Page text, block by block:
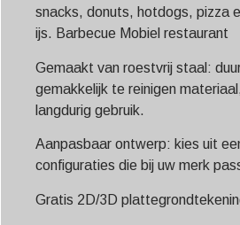
snacks, donuts, hotdogs, pizza
ijs. Barbecue Mobiel restaurant
Gemaakt van roestvrij staal:
gemakkelijk te reinigen
langdurig gebruik.
Aanpasbaar ontwerp: kies uit
configuraties die bij uw merk
Gratis 2D/3D